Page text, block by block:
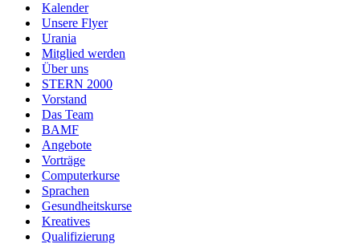
Kalender
Unsere Flyer
Urania
Mitglied werden
Über uns
STERN 2000
Vorstand
Das Team
BAMF
Angebote
Vorträge
Computerkurse
Sprachen
Gesundheitskurse
Kreatives
Qualifizierung